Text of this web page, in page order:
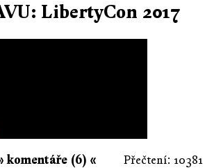
LibertyCon 2017
Přečtení: 10381
komentáře (6) «